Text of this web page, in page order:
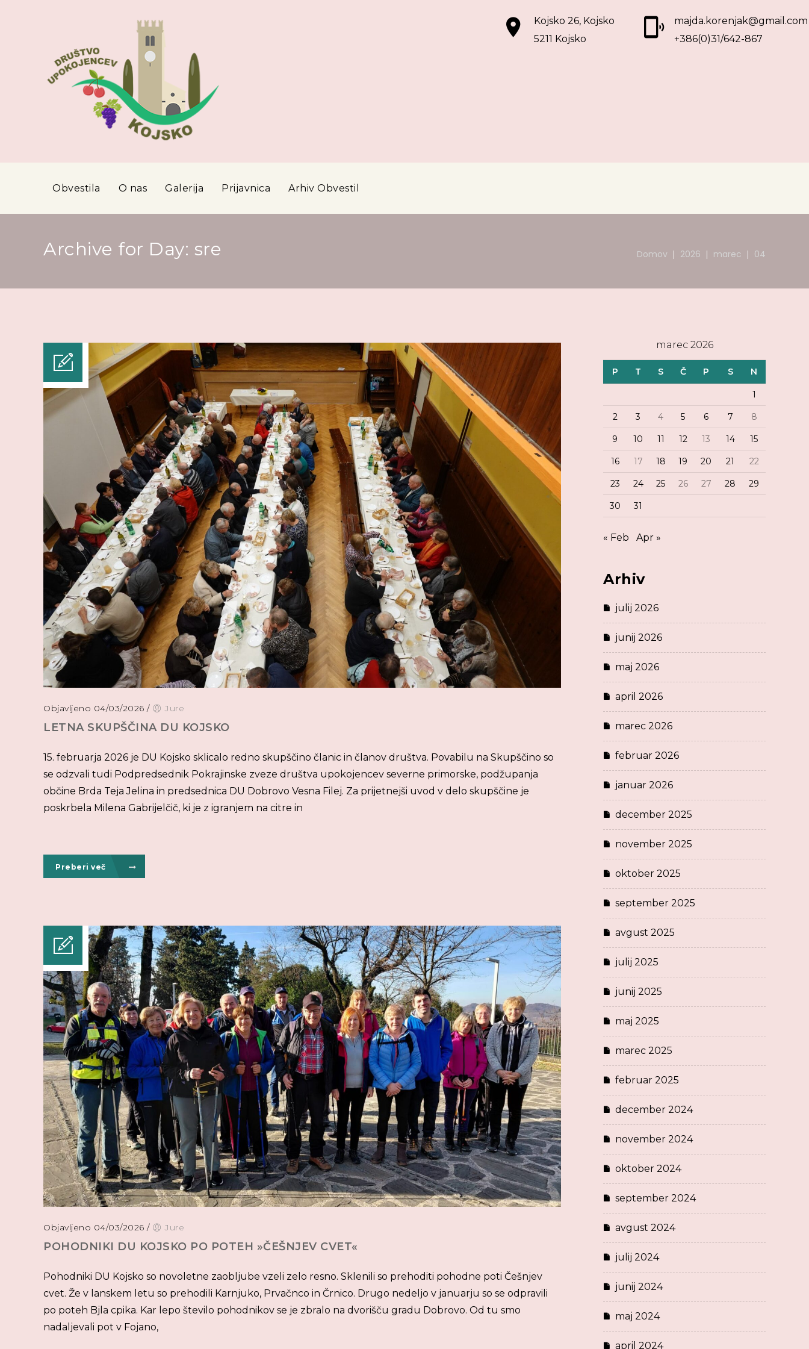
Kojsko 26, Kojsko
5211 Kojsko
majda.korenjak@gmail.com
+386(0)31/642-867
Obvestila O nas Galerija Prijavnica Arhiv Obvestil
Archive for Day: sre Domov 2026 marec 04
Objavljeno 04/03/2026 / Jure
LETNA SKUPŠČINA DU KOJSKO
15. februarja 2026 je DU Kojsko sklicalo redno skupščino članic in članov društva. Povabilu na Skupščino so
se odzvali tudi Podpredsednik Pokrajinske zveze društva upokojencev severne primorske, podžupanja
občine Brda Teja Jelina in predsednica DU Dobrovo Vesna Filej. Za prijetnejši uvod v delo skupščine je
poskrbela Milena Gabrijelčič, ki je z igranjem na citre in
Preberi več
Objavljeno 04/03/2026 / Jure
POHODNIKI DU KOJSKO PO POTEH »ČEŠNJEV CVET«
Pohodniki DU Kojsko so novoletne zaobljube vzeli zelo resno. Sklenili so prehoditi pohodne poti Češnjev
cvet. Že v lanskem letu so prehodili Karnjuko, Prvačnco in Črnico. Drugo nedeljo v januarju so se odpravili
po poteh Bjla cpika. Kar lepo število pohodnikov se je zbralo na dvorišču gradu Dobrovo. Od tu smo
nadaljevali pot v Fojano,
marec 2026
P T S Č P S N
1
2 3 4 5 6 7 8
9 10 11 12 13 14 15
16 17 18 19 20 21 22
23 24 25 26 27 28 29
30 31
« Feb Apr »
Arhiv
julij 2026
junij 2026
maj 2026
april 2026
marec 2026
februar 2026
januar 2026
december 2025
november 2025
oktober 2025
september 2025
avgust 2025
julij 2025
junij 2025
maj 2025
marec 2025
februar 2025
december 2024
november 2024
oktober 2024
september 2024
avgust 2024
julij 2024
junij 2024
maj 2024
april 2024